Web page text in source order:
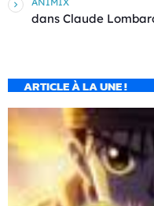
dans Claude
ARTICLE À LA UNE !